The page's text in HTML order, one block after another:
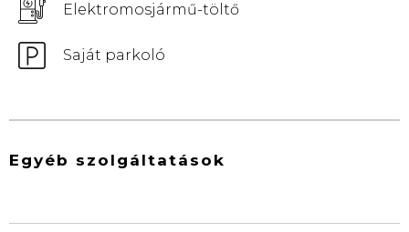
Elektromosjármű-töltő
Saját parkoló
Egyéb szolgáltatások